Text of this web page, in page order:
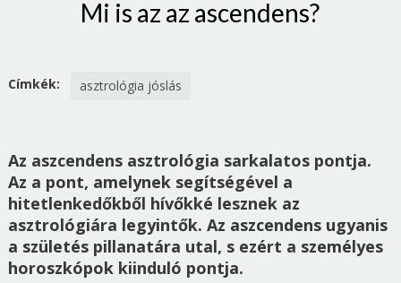
Mi is az az ascendens?
Címkék: asztrológia jóslás
Az aszcendens asztrológia sarkalatos pontja.
Az a pont, amelynek segítségével a
hitetlenkedőkből hívőkké lesznek az
asztrológiára legyintők. Az aszcendens ugyanis
a születés pillanatára utal, s ezért a személyes
horoszkópok kiinduló pontja.